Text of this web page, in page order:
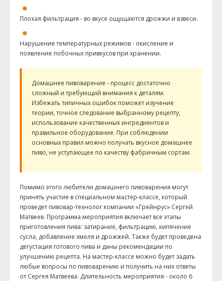
Плохая фильтрация - во вкусе ощущаются дрожжи и взвеси.
Нарушение температурных режимов - окисление и
появление побочных привкусов при хранении.
Домашнее пивоварение - процесс достаточно
сложный и требующий внимания к деталям.
Избежать типичных ошибок поможет изучение
теории, точное следование выбранному рецепту,
использование качественных ингредиентов и
правильное оборудование. При соблюдении
основных правил можно получать вкусное домашнее
пиво, не уступающее по качеству фабричным сортам.
Помимо этого любители домашнего пивоварения могут
принять участие в специальном мастер-классе, который
проведет пивовар-технолог компании «Грейнрус» Сергей
Матвеев. Программа мероприятия включает все этапы
приготовления пива: затирание, фильтрацию, кипячение
сусла, добавление хмеля и дрожжей. Также будет проведена
дегустация готового пива и даны рекомендации по
улучшению рецепта. На мастер-классе можно будет задать
любые вопросы по пивоварению и получить на них ответы
от Сергея Матвеева. Длительность мероприятия - около 6